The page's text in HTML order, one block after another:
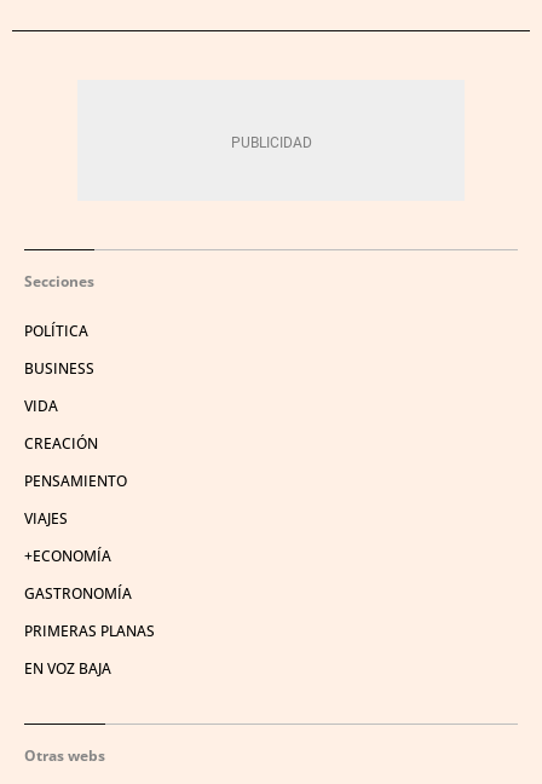
Secciones
POLÍTICA
BUSINESS
VIDA
CREACIÓN
PENSAMIENTO
VIAJES
+ECONOMÍA
GASTRONOMÍA
PRIMERAS PLANAS
EN VOZ BAJA
Otras webs